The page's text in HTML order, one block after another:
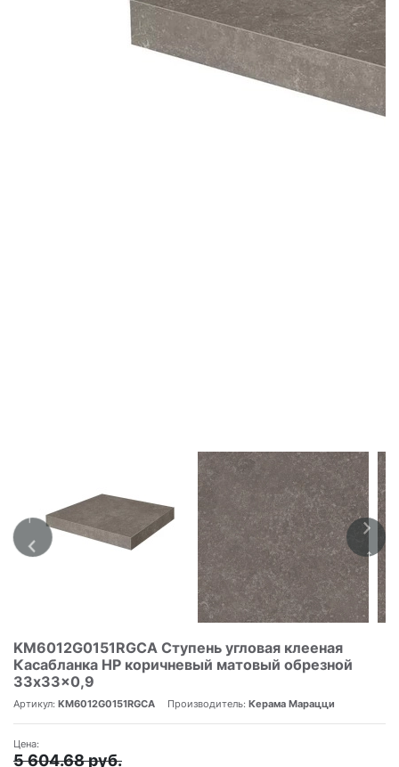
KM6012G0151RGCA Ступень угловая клееная
Касабланка HP коричневый матовый обрезной
33x33x0,9
Артикул: KM6012G0151RGCA Производитель: Керама Марацци
Цена:
5 604.68 руб.